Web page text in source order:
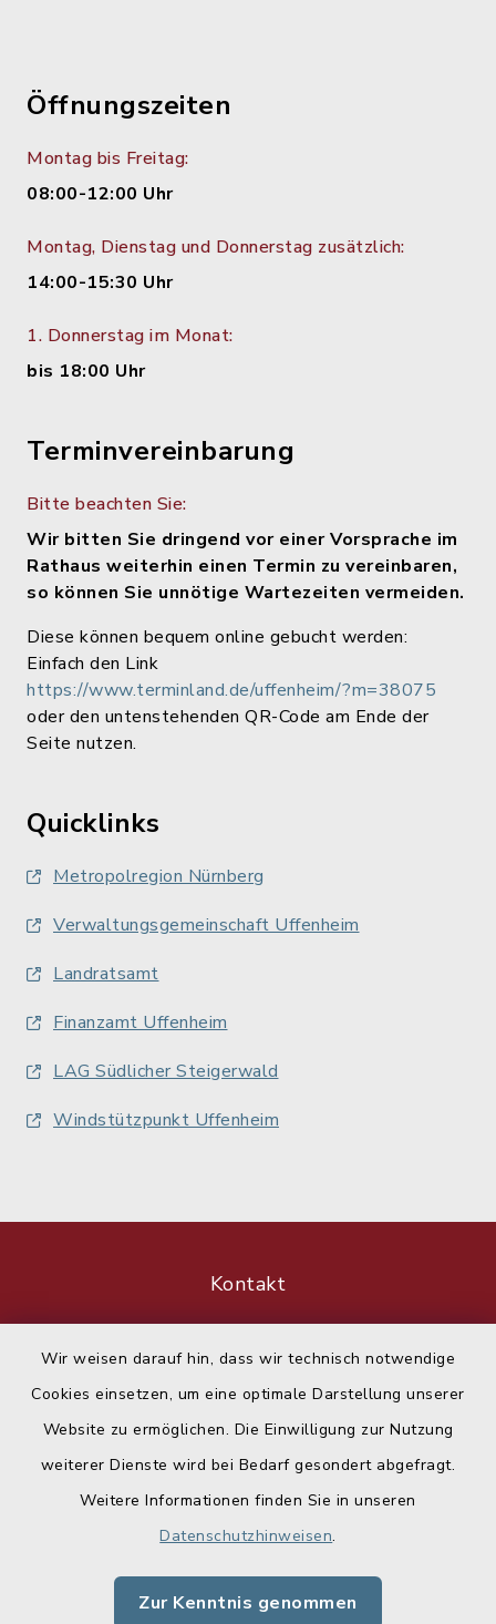
Wir weisen darauf hin, dass wir technisch notwendige
Cookies einsetzen, um eine optimale Darstellung unserer
Website zu ermöglichen. Die Einwilligung zur Nutzung
weiterer Dienste wird bei Bedarf gesondert abgefragt.
Weitere Informationen finden Sie in unseren
Datenschutzhinweisen.
Zur Kenntnis genommen
Öffnungszeiten
Montag bis Freitag:
08:00-12:00 Uhr
Montag, Dienstag und Donnerstag zusätzlich:
14:00-15:30 Uhr
1. Donnerstag im Monat:
bis 18:00 Uhr
Terminvereinbarung
Bitte beachten Sie:
Wir bitten Sie dringend vor einer Vorsprache im
Rathaus weiterhin einen Termin zu vereinbaren,
so können Sie unnötige Wartezeiten vermeiden.
Diese können bequem online gebucht werden:
Einfach den Link
https://www.terminland.de/uffenheim/?m=38075
oder den untenstehenden QR-Code am Ende der
Seite nutzen.
Quicklinks
Metropolregion Nürnberg
Verwaltungsgemeinschaft Uffenheim
Landratsamt
Finanzamt Uffenheim
LAG Südlicher Steigerwald
Windstützpunkt Uffenheim
Kontakt
Datenschutz
Impressum
Sitemap
Cookie-Einstellungen